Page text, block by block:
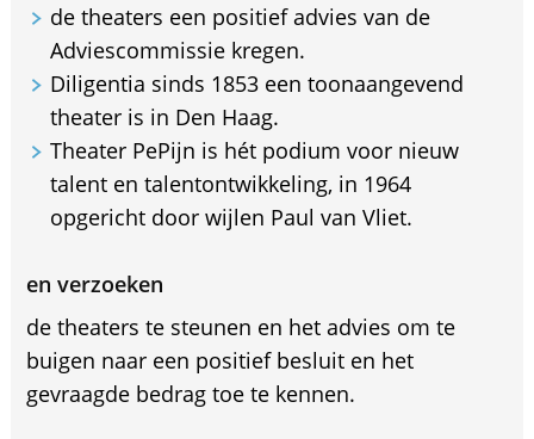
de theaters een positief advies van de
Adviescommissie kregen.
Diligentia sinds 1853 een toonaangevend
theater is in Den Haag.
Theater PePijn is hét podium voor nieuw
talent en talentontwikkeling, in 1964
opgericht door wijlen Paul van Vliet.
en verzoeken
de theaters te steunen en het advies om te
buigen naar een positief besluit en het
gevraagde bedrag toe te kennen.